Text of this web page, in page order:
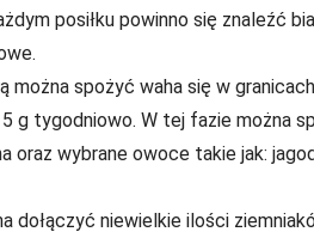
posiłku powinno się znaleźć
spożyć waha się w
g tygodniowo. W tej fazie można
wybrane owoce takie jak:
niewielkie ilości